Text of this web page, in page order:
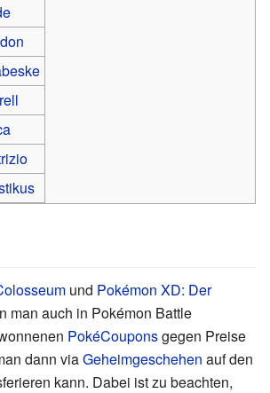
und Pokémon XD: Der
man auch in Pokémon Battle
PokéCouponsgegen Preise
dann viaGeheimgeschehen auf den
kann. Dabei ist zu beachten,